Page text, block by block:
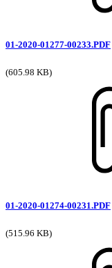
01-2020-01277-00233.PDF
(605.98 KB)
01-2020-01274-00231.PDF
(515.96 KB)